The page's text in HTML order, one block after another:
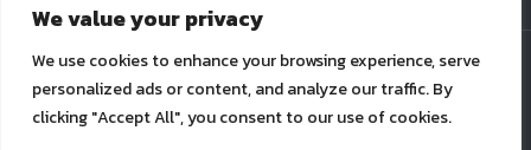
We value your privacy
We use cookies to enhance your browsing experience, serve
personalized ads or content, and analyze our traffic. By
clicking "Accept All", you consent to our use of cookies.